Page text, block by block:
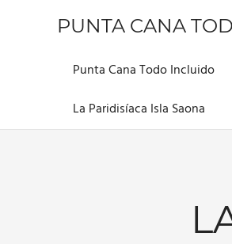
PUNTA CANA
sobre
hermoso
Punta Cana Todo Incluido
La Paridisíaca Isla Saona